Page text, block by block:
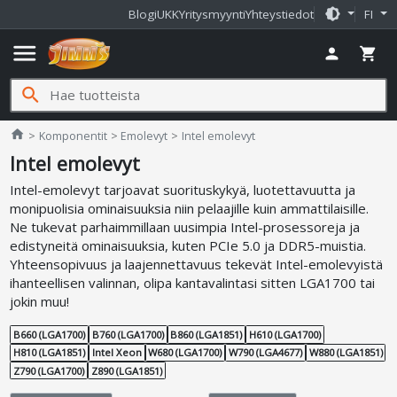
BlogiUKKYritysmyyntiYhteystiedot brightness_medium FI
menu person shopping_cart
search
home Jimms.fi
Komponentit Emolevyt Intel emolevyt
Intel emolevyt
Intel-emolevyt tarjoavat suorituskykyä, luotettavuutta ja
monipuolisia ominaisuuksia niin pelaajille kuin ammattilaisille.
Ne tukevat parhaimmillaan uusimpia Intel-prosessoreja ja
edistyneitä ominaisuuksia, kuten PCIe 5.0 ja DDR5-muistia.
Yhteensopivuus ja laajennettavuus tekevät Intel-emolevyistä
ihanteellisen valinnan, olipa kantavalintasi sitten LGA1700 tai
jokin muu!
B660 (LGA1700) B760 (LGA1700) B860 (LGA1851) H610 (LGA1700)
H810 (LGA1851) Intel Xeon W680 (LGA1700) W790 (LGA4677) W880 (LGA1851)
Z790 (LGA1700) Z890 (LGA1851)